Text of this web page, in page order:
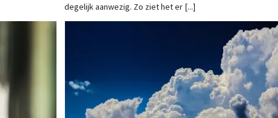
degelijk aanwezig. Zo ziet het er [...]